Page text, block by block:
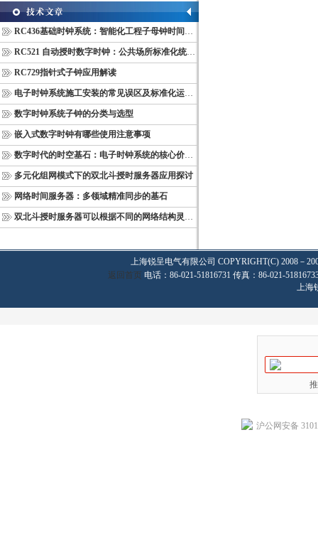
RC436基础时钟系统：智能化工程子母钟时间同步配套设备
RC521 自动授时数字时钟：公共场所标准化统一计时终端
RC729指针式子钟应用解读
电子时钟系统施工安装的常见误区及标准化运维管理规范
数字时钟系统子钟的分类与选型
嵌入式数字时钟有哪些使用注意事项
数字时代的时空基石：电子时钟系统的核心价值与多维意义
多元化组网模式下的双北斗授时服务器应用探讨
网络时间服务器：多领域精准同步的基石
双北斗授时服务器可以根据不同的网络结构灵活部署
上海锐呈电气有限公司 COPYRIGHT(C) 2008－
返回首页 电话：86-021-51816731 传真：86-021-
上海
沪公网安备